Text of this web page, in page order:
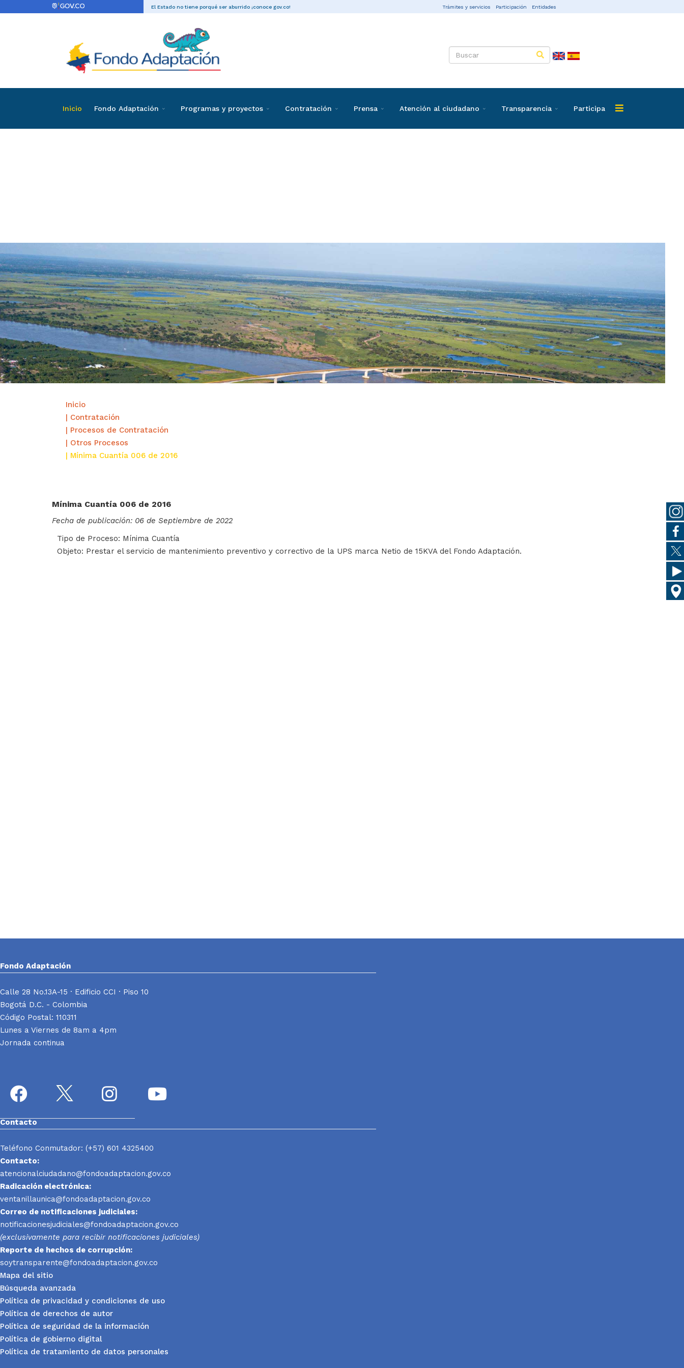
El Estado no tiene porqué ser aburrido ¡conoce gov.co! Trámites y servicios Participación Entidades
Inicio Fondo Adaptación Programas y proyectos Contratación Prensa Atención al ciudadano Transparencia Participa
Directas
Inicio
| Contratación
| Procesos de Contratación
| Otros Procesos
| Mínima Cuantía 006 de 2016
Mínima Cuantía 006 de 2016
Fecha de publicación: 06 de Septiembre de 2022
Tipo de Proceso: Mínima Cuantía
Objeto: Prestar el servicio de mantenimiento preventivo y correctivo de la UPS marca Netio de 15KVA del Fondo Adaptación.
Fondo Adaptación
Calle 28 No.13A-15 · Edificio CCI · Piso 10
Bogotá D.C. - Colombia
Código Postal: 110311
Lunes a Viernes de 8am a 4pm
Jornada continua
Contacto
Teléfono Conmutador: (+57) 601 4325400
Contacto:
atencionalciudadano@fondoadaptacion.gov.co
Radicación electrónica:
ventanillaunica@fondoadaptacion.gov.co
Correo de notificaciones judiciales:
notificacionesjudiciales@fondoadaptacion.gov.co
(exclusivamente para recibir notificaciones judiciales)
Reporte de hechos de corrupción:
soytransparente@fondoadaptacion.gov.co
Mapa del sitio
Búsqueda avanzada
Política de privacidad y condiciones de uso
Política de derechos de autor
Política de seguridad de la información
Política de gobierno digital
Política de tratamiento de datos personales